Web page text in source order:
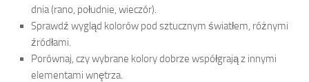
dnia (rano, południe, wieczór).
Sprawdź wygląd kolorów pod sztucznym światłem, różnymi
źródłami.
Porównaj, czy wybrane kolory dobrze współgrają z innymi
elementami wnętrza.